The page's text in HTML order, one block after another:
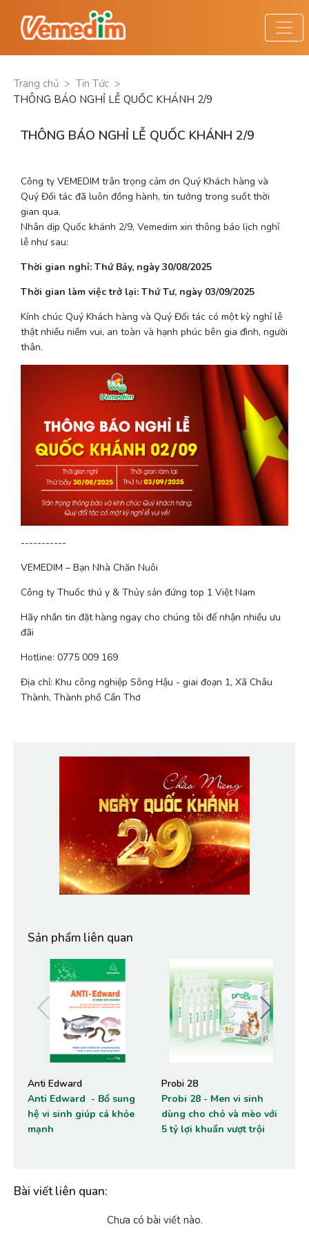
Trang chủ > Tin Tức >
THÔNG BÁO NGHỈ LỄ QUỐC KHÁNH 2/9
THÔNG BÁO NGHỈ LỄ QUỐC KHÁNH 2/9
Công ty VEMEDIM trân trọng cảm ơn Quý Khách hàng và
Quý Đối tác đã luôn đồng hành, tin tưởng trong suốt thời
gian qua.
Nhân dịp Quốc khánh 2/9, Vemedim xin thông báo lịch nghỉ
lễ như sau:
Thời gian nghỉ: Thứ Bảy, ngày 30/08/2025
Thời gian làm việc trở lại: Thứ Tư, ngày 03/09/2025
Kính chúc Quý Khách hàng và Quý Đối tác có một kỳ nghỉ lễ
thật nhiều niềm vui, an toàn và hạnh phúc bên gia đình, người
thân.
-----------
VEMEDIM – Bạn Nhà Chăn Nuôi
Công ty Thuốc thú y & Thủy sản đứng top 1 Việt Nam
Hãy nhắn tin đặt hàng ngay cho chúng tôi để nhận nhiều ưu
đãi
Hotline: 0775 009 169
Địa chỉ: Khu công nghiệp Sông Hậu - giai đoạn 1, Xã Châu
Thành, Thành phố Cần Thơ
Sản phẩm liên quan
Anti Edward
Anti Edward - Bổ sung
hệ vi sinh giúp cá khỏe
mạnh
Probi 28
Probi 28 - Men vi sinh
dùng cho chó và mèo với
5 tỷ lợi khuẩn vượt trội
Bài viết liên quan:
Chưa có bài viết nào.